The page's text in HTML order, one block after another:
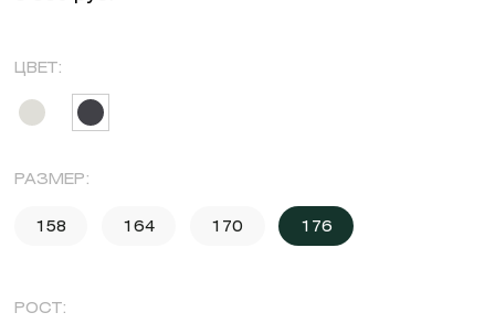
ЦВЕТ:
РАЗМЕР:
158 164 170 176
РОСТ: